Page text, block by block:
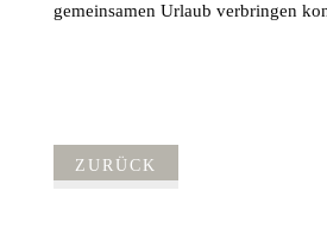
gemeinsamen Urlaub verbringen
ZURÜCK